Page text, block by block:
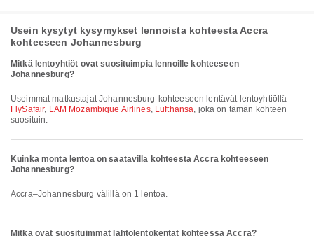
Usein kysytyt kysymykset lennoista kohteesta Accra
kohteeseen Johannesburg
Mitkä lentoyhtiöt ovat suosituimpia lennoille kohteeseen
Johannesburg?
Useimmat matkustajat Johannesburg-kohteeseen lentävät lentoyhtiöllä
FlySafair, LAM Mozambique Airlines, Lufthansa, joka on tämän kohteen
suosituin.
Kuinka monta lentoa on saatavilla kohteesta Accra kohteeseen
Johannesburg?
Accra–Johannesburg välillä on 1 lentoa.
Mitkä ovat suosituimmat lähtölentokentät kohteessa Accra?